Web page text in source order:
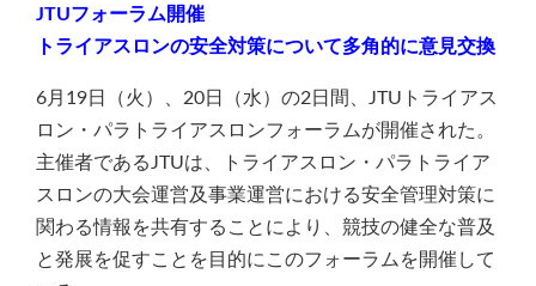
JTUフォーラム開催
トライアスロンの安全対策について多角的に意見交換
6月19日（火）、20日（水）の2日間、JTUトライアス
ロン・パラトライアスロンフォーラムが開催された。
主催者であるJTUは、トライアスロン・パラトライア
スロンの大会運営及事業運営における安全管理対策に
関わる情報を共有することにより、競技の健全な普及
と発展を促すことを目的にこのフォーラムを開催して